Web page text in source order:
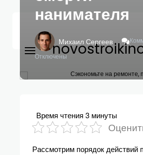
Сэкономьте на ремонте,
нанимателя
Михаил Сергеев
Отключены
Время чтения 3 минуты
Рассмотрим порядок действий